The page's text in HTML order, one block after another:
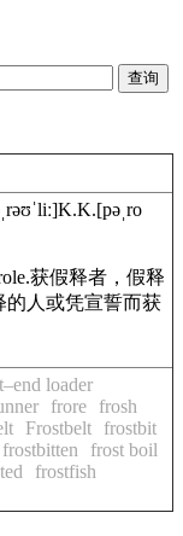
K.K.[pəˌro
获假释者，假释
的人或凭宣誓而获
loader
frore
frosh
Frostbelt
frostbit
frostbitten
frost boil
frostfish